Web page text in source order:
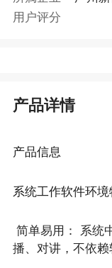
用户评分
产品详情
产品信息
系统工作软件环境
简单易用： 系统
播、对讲，不依赖